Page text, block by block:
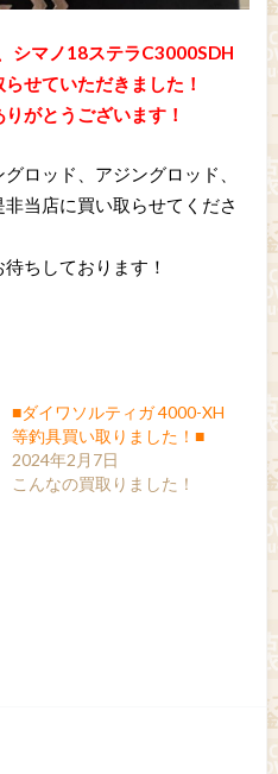
シマノ18ステラC3000SDH
せていただきました！
がとうございます！
ロッド、アジングロッド、
当店に買い取らせてくださ
待ちしております！
■ダイワソルティガ 4000-XH
等釣具買い取りました！■
2024年2月7日
こんなの買取りました！